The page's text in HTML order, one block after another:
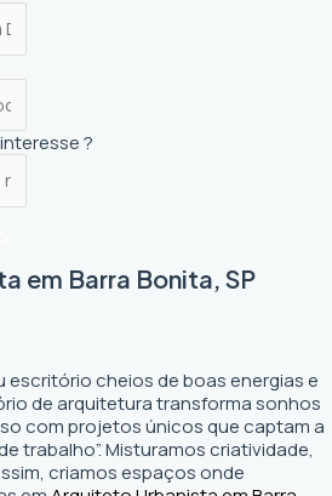
?
em Barra Bonita, SP
escritório cheios de boas energias e
de arquitetura transforma sonhos
com projetos únicos que captam a
trabalho”. Misturamos criatividade,
criamos espaços onde